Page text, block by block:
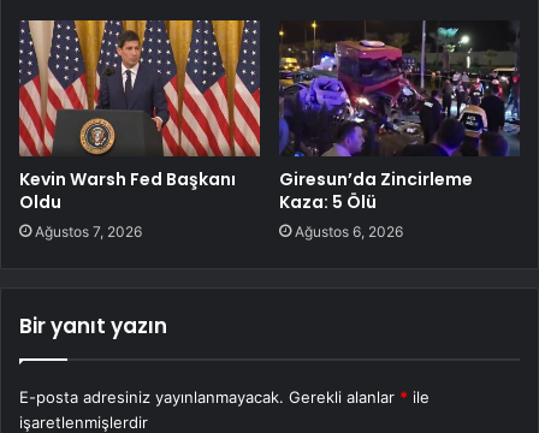
Kevin Warsh Fed Başkanı
Oldu
Ağustos 7, 2026
Giresun’da Zincirleme
Kaza: 5 Ölü
Ağustos 6, 2026
Bir yanıt yazın
E-posta adresiniz yayınlanmayacak. Gerekli alanlar * ile
işaretlenmişlerdir